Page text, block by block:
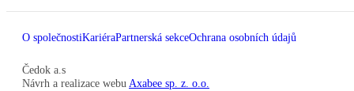
O společnostiKariéraPartnerská sekceOchrana osobních údajů
Čedok a.s
Návrh a realizace webu Axabee sp. z. o.o.